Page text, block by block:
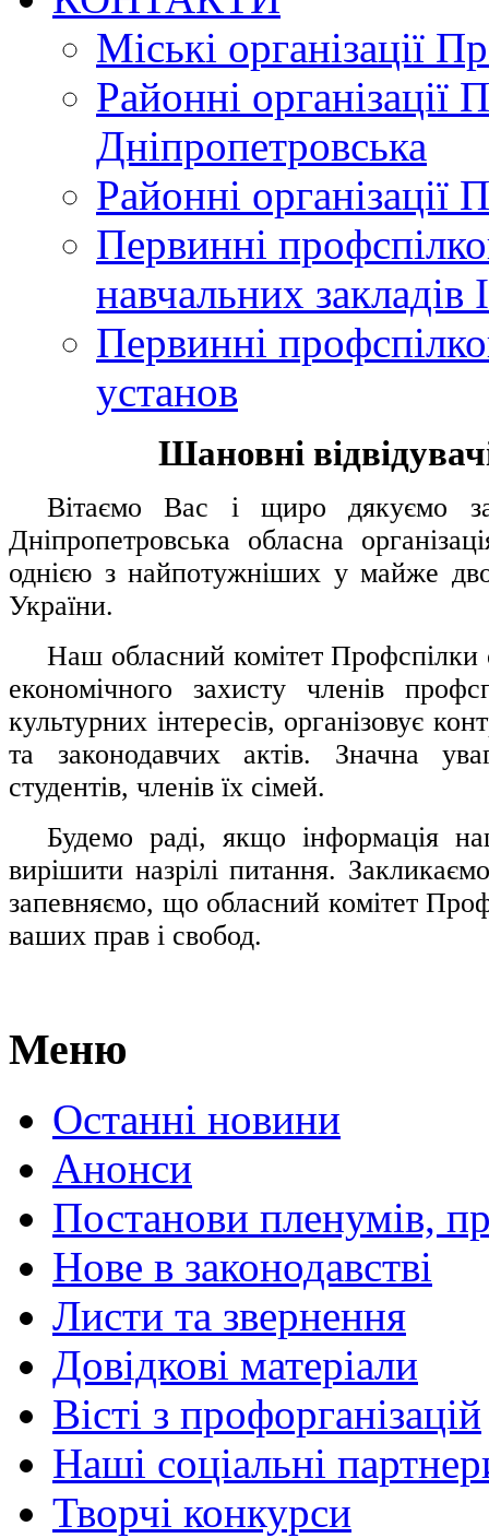
Міські організації
Районні організації
Дніпропетровська
Районні організації
Первинні
навчальних закладів
Первинні
установ
Шановні
Вітаємо Вас і щиро дякуємо за
Дніпропетровська обласна
однією з найпотужніших у майже
України.
Наш обласний комітет Профспілки
економічного захисту членів
культурних інтересів, організовує
та законодавчих актів. Значна
студентів, членів їх сімей.
Будемо раді, якщо інформація
вирішити назрілі питання.
запевняємо, що обласний комітет
ваших прав і свобод.
Меню
Останні новини
Анонси
Постанови пленумів,
Нове в законодавстві
Листи та звернення
Довідкові матеріали
Вісті з профорганізацій
Наші соціальні
Творчі конкурси